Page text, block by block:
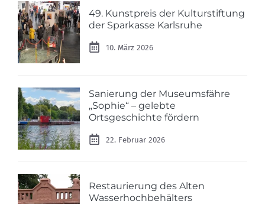
49. Kunstpreis der Kulturstiftung
der Sparkasse Karlsruhe
10. März 2026
Sanierung der Museumsfähre
„Sophie“ – gelebte
Ortsgeschichte fördern
22. Februar 2026
Restaurierung des Alten
Wasserhochbehälters